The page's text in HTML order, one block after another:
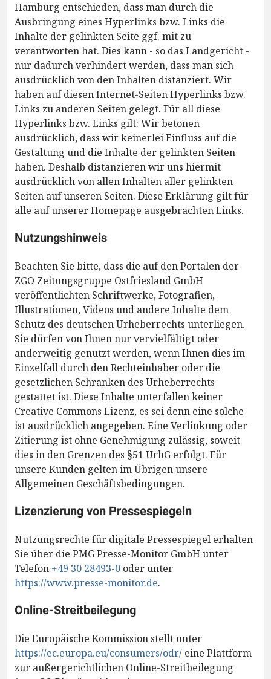
Hamburg entschieden, dass man durch die
Ausbringung eines Hyperlinks bzw. Links die
Inhalte der gelinkten Seite ggf. mit zu
verantworten hat. Dies kann - so das Landgericht -
nur dadurch verhindert werden, dass man sich
ausdrücklich von den Inhalten distanziert. Wir
haben auf diesen Internet-Seiten Hyperlinks bzw.
Links zu anderen Seiten gelegt. Für all diese
Hyperlinks bzw. Links gilt: Wir betonen
ausdrücklich, dass wir keinerlei Einfluss auf die
Gestaltung und die Inhalte der gelinkten Seiten
haben. Deshalb distanzieren wir uns hiermit
ausdrücklich von allen Inhalten aller gelinkten
Seiten auf unseren Seiten. Diese Erklärung gilt für
alle auf unserer Homepage ausgebrachten Links.
Nutzungshinweis
Beachten Sie bitte, dass die auf den Portalen der
ZGO Zeitungsgruppe Ostfriesland GmbH
veröffentlichten Schriftwerke, Fotografien,
Illustrationen, Videos und andere Inhalte dem
Schutz des deutschen Urheberrechts unterliegen.
Sie dürfen von Ihnen nur vervielfältigt oder
anderweitig genutzt werden, wenn Ihnen dies im
Einzelfall durch den Rechteinhaber oder die
gesetzlichen Schranken des Urheberrechts
gestattet ist. Diese Inhalte unterfallen keiner
Creative Commons Lizenz, es sei denn eine solche
ist ausdrücklich angegeben. Eine Verlinkung oder
Zitierung ist ohne Genehmigung zulässig, soweit
dies in den Grenzen des §51 UrhG erfolgt. Für
unsere Kunden gelten im Übrigen unsere
Allgemeinen Geschäftsbedingungen.
Lizenzierung von Pressespiegeln
Nutzungsrechte für digitale Pressespiegel erhalten
Sie über die PMG Presse-Monitor GmbH unter
Telefon +49 30 28493-0 oder unter
https://www.presse-monitor.de.
Online-Streitbeilegung
Die Europäische Kommission stellt unter
https://ec.europa.eu/consumers/odr/ eine Plattform
zur außergerichtlichen Online-Streitbeilegung